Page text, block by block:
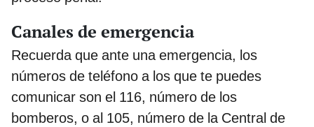
Canales de emergencia
Recuerda que ante una emergencia, los
números de teléfono a los que te puedes
comunicar son el 116, número de los
bomberos, o al 105, número de la Central de